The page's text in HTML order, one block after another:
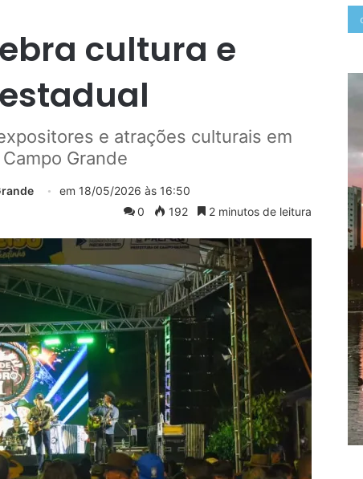
cultura e
e atrações culturais em
Grande
em 18/05/2026 às 16:50
0
192 2 minutos de leitura